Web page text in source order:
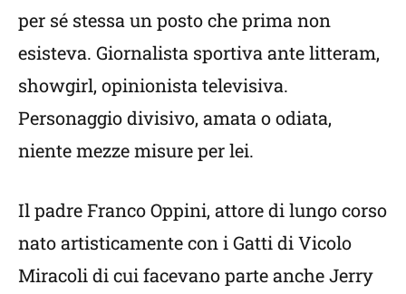
per sé stessa un posto che prima non
esisteva. Giornalista sportiva ante litteram,
showgirl, opinionista televisiva.
Personaggio divisivo, amata o odiata,
niente mezze misure per lei.
Il padre Franco Oppini, attore di lungo corso
nato artisticamente con i Gatti di Vicolo
Miracoli di cui facevano parte anche Jerry